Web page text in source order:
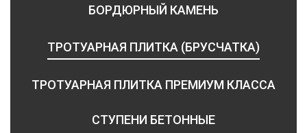
БОРДЮРНЫЙ КАМЕНЬ
ТРОТУАРНАЯ ПЛИТКА (БРУСЧАТКА)
ТРОТУАРНАЯ ПЛИТКА ПРЕМИУМ КЛАССА
СТУПЕНИ БЕТОННЫЕ